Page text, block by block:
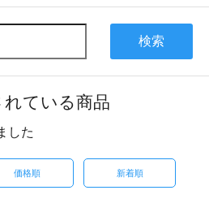
検索
れている商品
した
価格順 新着順